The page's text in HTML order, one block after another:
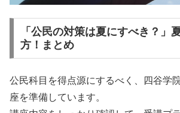
「公民の対策は夏にすべき？」
方！まとめ
公民科目を得点源にするべく、四谷学
座を準備しています。